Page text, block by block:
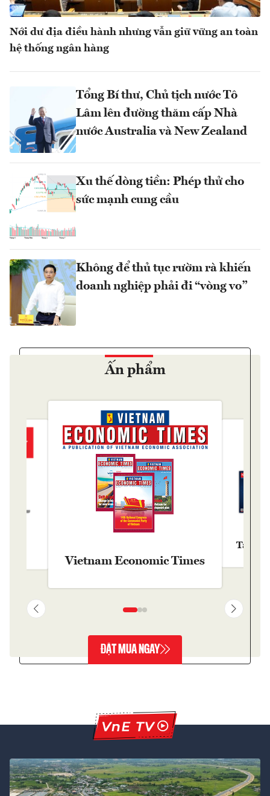
Nới dư địa điều hành nhưng vẫn giữ vững an toàn
hệ thống ngân hàng
Tổng Bí thư, Chủ tịch nước Tô
Lâm lên đường thăm cấp Nhà
nước Australia và New Zealand
Xu thế dòng tiền: Phép thử cho
sức mạnh cung cầu
Không để thủ tục rườm rà khiến
doanh nghiệp phải đi “vòng vo”
Ấn phẩm
Vietnam Economic Times
Tạp
ĐẶT MUA NGAY